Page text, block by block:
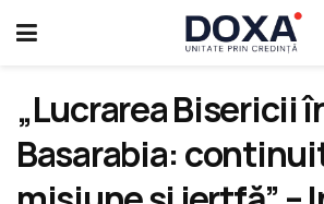
„Lucrarea Bisericii
Basarabia: